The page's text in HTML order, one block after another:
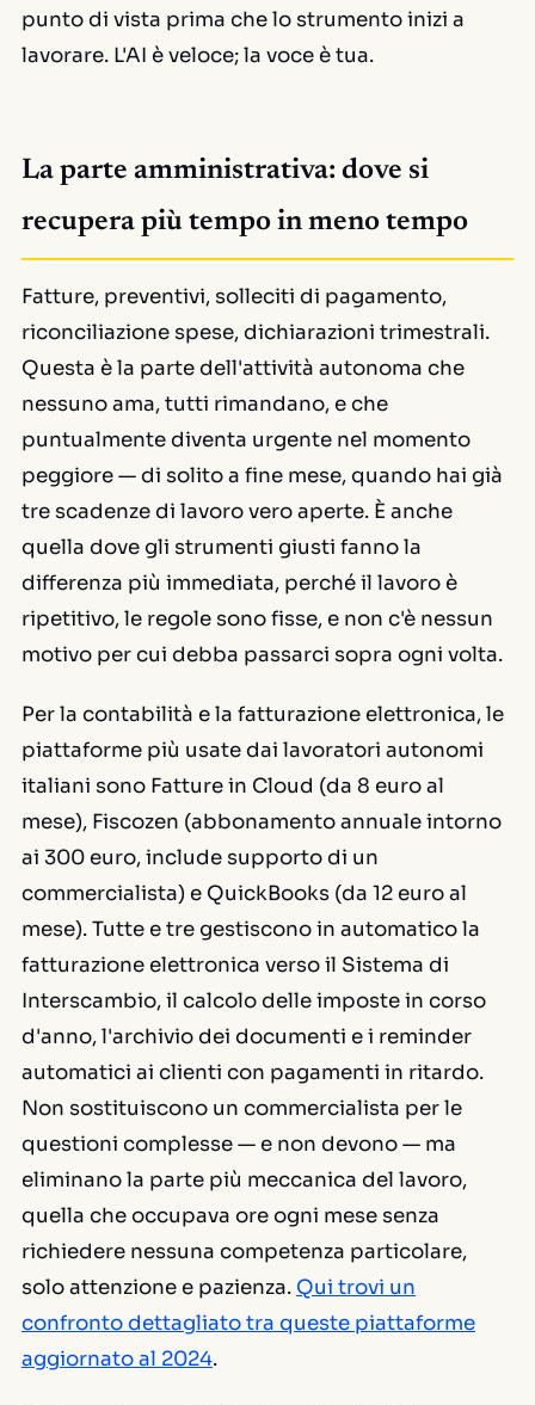
punto di vista prima che lo strumento inizi a
lavorare. L'AI è veloce; la voce è tua.
La parte amministrativa: dove si
recupera più tempo in meno tempo
Fatture, preventivi, solleciti di pagamento,
riconciliazione spese, dichiarazioni trimestrali.
Questa è la parte dell'attività autonoma che
nessuno ama, tutti rimandano, e che
puntualmente diventa urgente nel momento
peggiore — di solito a fine mese, quando hai già
tre scadenze di lavoro vero aperte. È anche
quella dove gli strumenti giusti fanno la
differenza più immediata, perché il lavoro è
ripetitivo, le regole sono fisse, e non c'è nessun
motivo per cui debba passarci sopra ogni volta.
Per la contabilità e la fatturazione elettronica, le
piattaforme più usate dai lavoratori autonomi
italiani sono Fatture in Cloud (da 8 euro al
mese), Fiscozen (abbonamento annuale intorno
ai 300 euro, include supporto di un
commercialista) e QuickBooks (da 12 euro al
mese). Tutte e tre gestiscono in automatico la
fatturazione elettronica verso il Sistema di
Interscambio, il calcolo delle imposte in corso
d'anno, l'archivio dei documenti e i reminder
automatici ai clienti con pagamenti in ritardo.
Non sostituiscono un commercialista per le
questioni complesse — e non devono — ma
eliminano la parte più meccanica del lavoro,
quella che occupava ore ogni mese senza
richiedere nessuna competenza particolare,
solo attenzione e pazienza. Qui trovi un
confronto dettagliato tra queste piattaforme
aggiornato al 2024.